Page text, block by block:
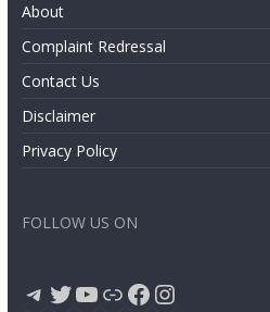
About
Complaint Redressal
Contact Us
Disclaimer
Privacy Policy
FOLLOW US ON
Telegram
Twitter
YouTube
LinkFacebook
Instagram